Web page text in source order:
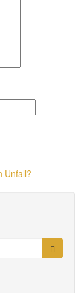
Unfall?